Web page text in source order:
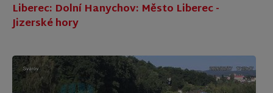
Liberec: Dolní Hanychov: Město Liberec -
Jizerské hory